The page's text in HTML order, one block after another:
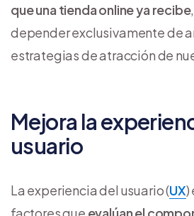
que una tienda online ya recibe
depender exclusivamente de
estrategias de atracción de
Mejora la
usuario
La experiencia del usuario (UX)
factores que evalúan el